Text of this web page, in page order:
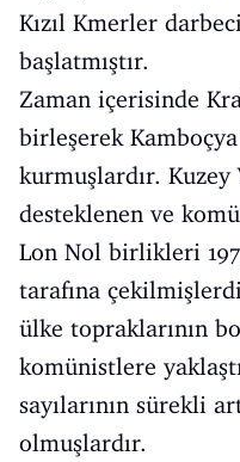
Kızıl Kmerler
başlatmıştır.
Zaman içerisinde
birleşerek
kurmuşlardır.
desteklenen ve
Lon Nol birlikleri
tarafına
ülke topraklarının
komünistlere
sayılarının sürekli
olmuşlardır.